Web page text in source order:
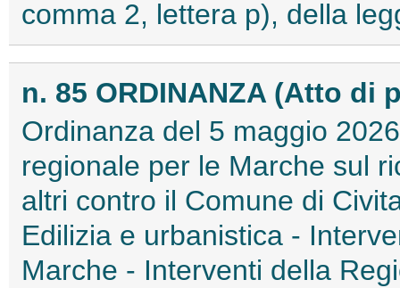
comma 2, lettera p), della
n. 85 ORDINANZA (Atto di
Ordinanza del 5 maggio
regionale per le Marche sul
altri contro il Comune di
Edilizia e urbanistica -
Marche - Interventi della